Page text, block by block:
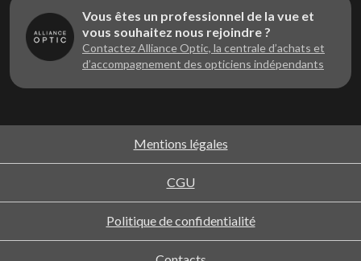
Vous êtes un professionnel de la vue et
vous souhaitez nous rejoindre ?
Contactez Alliance Optic, la centrale d’achats et
d’accompagnement des opticiens indépendants
Mentions légales
CGU
Politique de confidentialité
Notre conviction
Le respect de votre vie privée
OPTICIENS ZERO CONCESSIONutilise des cookies pour
mesurer l’audience afin d’améliorer les parcours de navigation et vous
fonctionnalités adaptés.
Pour autoriser ces cookies, cliquez simplement sur le bouton « Ok
pour moi ».
Vous pouvez paramétrer vos préférences pour chaque catégorie à tout
moment en utilisant le module de choix accessible sur chaque page.
Pour modifier vos préférences par la suite, cliquez sur le lien
'Préférences de cookies' situé dans le pied de page.